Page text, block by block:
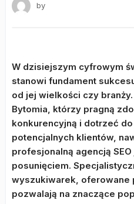
by
W dzisiejszym cyfrowym
stanowi fundament
od jej wielkości czy
Bytomia, którzy pragną
konkurencyjną i dotrzeć
potencjalnych klientów,
profesjonalną agencją
posunięciem.
wyszukiwarek, oferowane
pozwalają na znaczące